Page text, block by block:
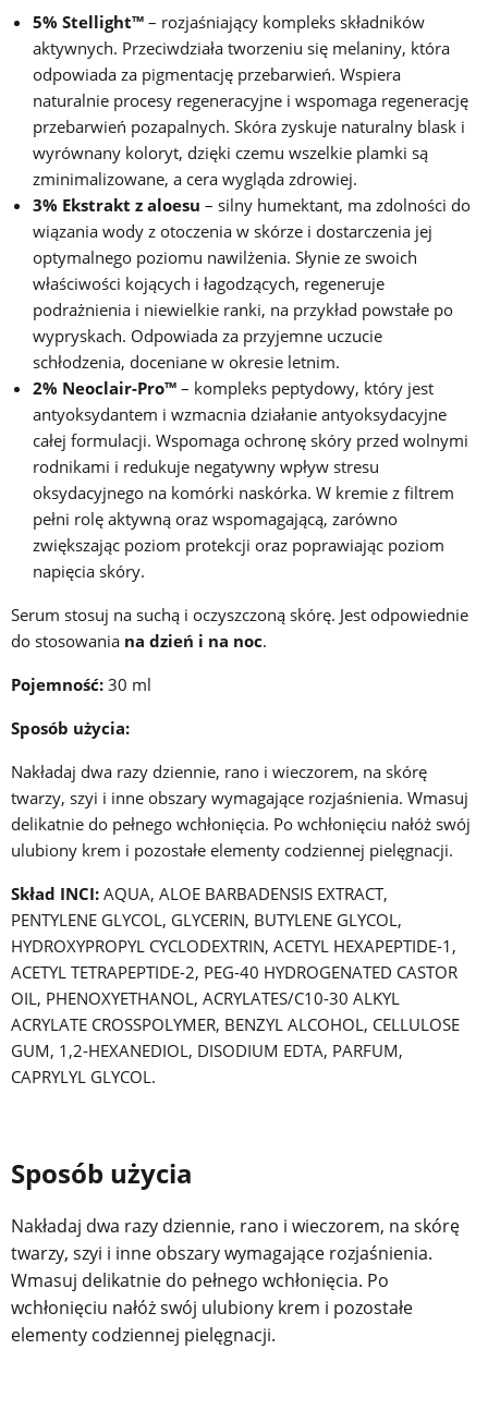
5% Stellight™ – rozjaśniający kompleks składników
aktywnych. Przeciwdziała tworzeniu się melaniny, która
odpowiada za pigmentację przebarwień. Wspiera
naturalnie procesy regeneracyjne i wspomaga regenerację
przebarwień pozapalnych. Skóra zyskuje naturalny blask i
wyrównany koloryt, dzięki czemu wszelkie plamki są
zminimalizowane, a cera wygląda zdrowiej.
3% Ekstrakt z aloesu – silny humektant, ma zdolności do
wiązania wody z otoczenia w skórze i dostarczenia jej
optymalnego poziomu nawilżenia. Słynie ze swoich
właściwości kojących i łagodzących, regeneruje
podrażnienia i niewielkie ranki, na przykład powstałe po
wypryskach. Odpowiada za przyjemne uczucie
schłodzenia, doceniane w okresie letnim.
2% Neoclair-Pro™ – kompleks peptydowy, który jest
antyoksydantem i wzmacnia działanie antyoksydacyjne
całej formulacji. Wspomaga ochronę skóry przed wolnymi
rodnikami i redukuje negatywny wpływ stresu
oksydacyjnego na komórki naskórka. W kremie z filtrem
pełni rolę aktywną oraz wspomagającą, zarówno
zwiększając poziom protekcji oraz poprawiając poziom
napięcia skóry.
Serum stosuj na suchą i oczyszczoną skórę. Jest odpowiednie
do stosowania na dzień i na noc.
Pojemność: 30 ml
Sposób użycia:
Nakładaj dwa razy dziennie, rano i wieczorem, na skórę
twarzy, szyi i inne obszary wymagające rozjaśnienia. Wmasuj
delikatnie do pełnego wchłonięcia. Po wchłonięciu nałóż swój
ulubiony krem i pozostałe elementy codziennej pielęgnacji.
Skład INCI: AQUA, ALOE BARBADENSIS EXTRACT,
PENTYLENE GLYCOL, GLYCERIN, BUTYLENE GLYCOL,
HYDROXYPROPYL CYCLODEXTRIN, ACETYL HEXAPEPTIDE-1,
ACETYL TETRAPEPTIDE-2, PEG-40 HYDROGENATED CASTOR
OIL, PHENOXYETHANOL, ACRYLATES/C10-30 ALKYL
ACRYLATE CROSSPOLYMER, BENZYL ALCOHOL, CELLULOSE
GUM, 1,2-HEXANEDIOL, DISODIUM EDTA, PARFUM,
CAPRYLYL GLYCOL.
Sposób użycia
Nakładaj dwa razy dziennie, rano i wieczorem, na skórę
twarzy, szyi i inne obszary wymagające rozjaśnienia.
Wmasuj delikatnie do pełnego wchłonięcia. Po
wchłonięciu nałóż swój ulubiony krem i pozostałe
elementy codziennej pielęgnacji.